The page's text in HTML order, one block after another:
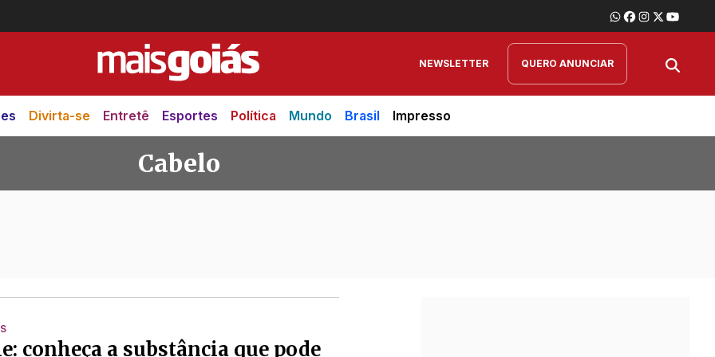
NEWSLETTER QUERO ANUNCIAR
Divirta-se Entretê Esportes Política Mundo Brasil Impresso
Cabelo
conheça a substância que pode